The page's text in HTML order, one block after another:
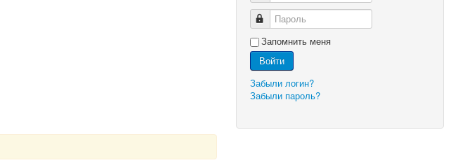
Пароль
Запомнить меня
Войти
Забыли логин?
Забыли пароль?